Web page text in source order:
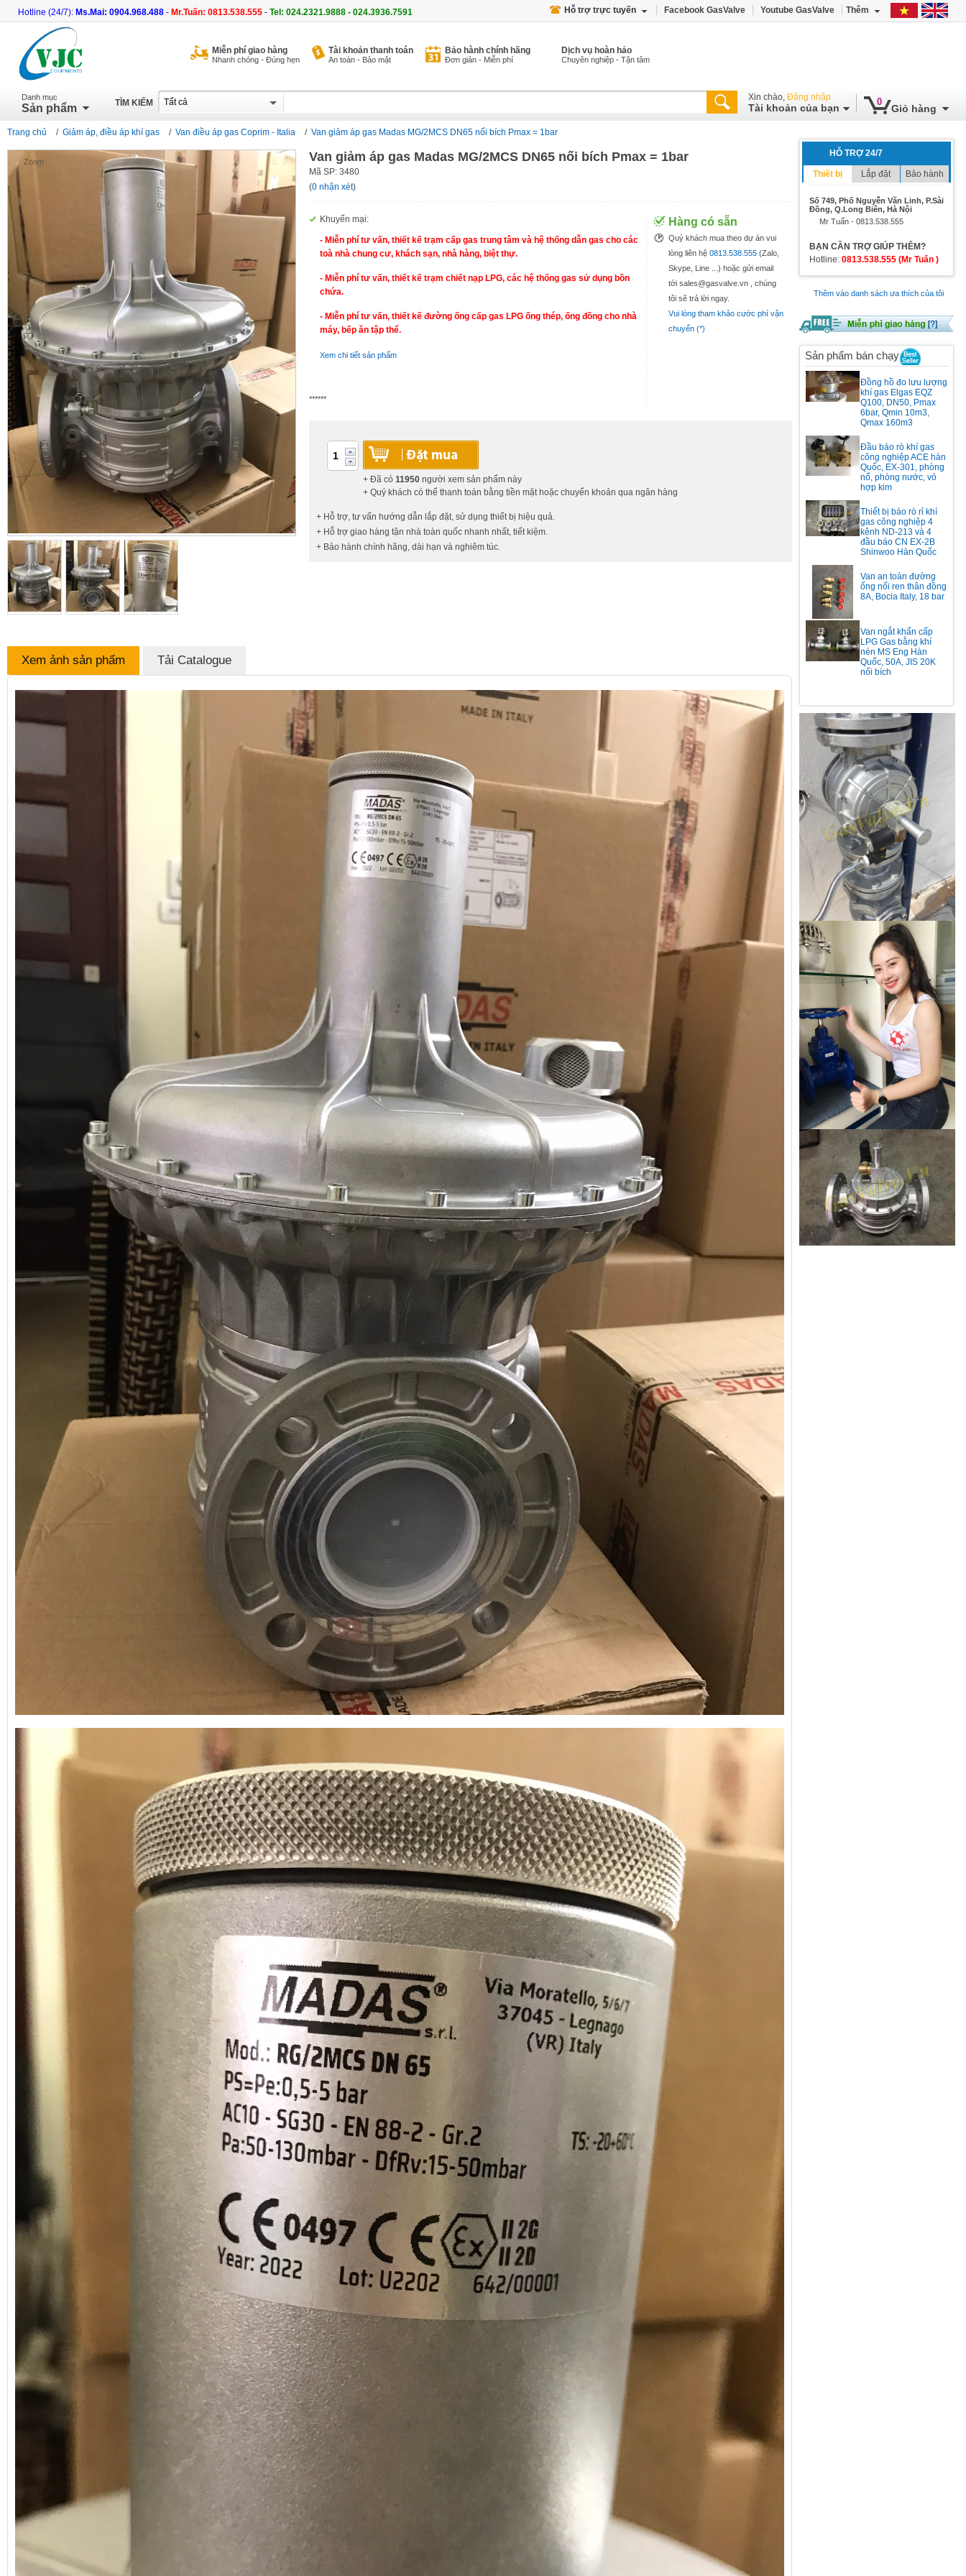
Hotline (24/7): Ms.Mai: 0904.968.488 - Mr.Tuấn: 0813.538.555 - Tel: 024.2321.9888 - 024.3936.7591 Hỗ trợ trực tuyến Facebook GasValve Youtube GasValve Thêm
Miễn phí giao hàng
Nhanh chóng - Đúng hẹn
Tài khoản thanh toán
An toàn - Bảo mật
Bảo hành chính hãng
Đơn giản - Miễn phí
Dịch vụ hoàn hảo
Chuyên nghiệp - Tận tâm
TÌM KIẾM
Danh mục
Sản phẩm
Xin chào, Đăng nhập
Tài khoản của bạn
0
Giỏ hàng
Trang chủ / Giảm áp, điều áp khí gas / Van điều áp gas Coprim - Italia / Van giảm áp gas Madas MG/2MCS DN65 nối bích Pmax = 1bar
Zoom
HỖ TRỢ 24/7
Thiết bị Lắp đặt Bảo hành
Số 749, Phố Nguyễn Văn Linh, P.Sài
Đồng, Q.Long Biên, Hà Nội
Mr Tuấn - 0813.538.555
BẠN CẦN TRỢ GIÚP THÊM?
Hotline: 0813.538.555 (Mr Tuấn )
Thêm vào danh sách ưa thích của tôi
Sản phẩm bán chạy
Đồng hồ đo lưu lượng
khí gas Elgas EQZ
Q100, DN50, Pmax
6bar, Qmin 10m3,
Qmax 160m3
Đầu báo rò khí gas
công nghiệp ACE hàn
Quốc, EX-301, phòng
nổ, phòng nước, vỏ
hợp kim
Thiết bị báo rò rỉ khí
gas công nghiệp 4
kênh ND-213 và 4
đầu báo CN EX-2B
Shinwoo Hàn Quốc
Van an toàn đường
ống nối ren thân đồng
8A, Bocia Italy, 18 bar
Van ngắt khẩn cấp
LPG Gas bằng khí
nén MS Eng Hàn
Quốc, 50A, JIS 20K
nối bích
Van giảm áp gas Madas MG/2MCS DN65 nối bích Pmax = 1bar
Mã SP: 3480
(0 nhận xét)
Khuyến mại:
- Miễn phí tư vấn, thiết kế trạm cấp gas trung tâm và hệ thống dẫn gas cho các
toà nhà chung cư, khách sạn, nhà hàng, biệt thự.
- Miễn phí tư vấn, thiết kế trạm chiết nạp LPG, các hệ thống gas sử dụng bồn
chứa.
- Miễn phí tư vấn, thiết kế đường ống cấp gas LPG ống thép, ống đồng cho nhà
máy, bếp ăn tập thể.
Xem chi tiết sản phẩm
******
Hàng có sẵn
Quý khách mua theo dự án vui
lòng liên hệ 0813.538.555 (Zalo,
Skype, Line ...) hoặc gửi email
tới sales@gasvalve.vn , chúng
tôi sẽ trả lời ngay.
Vui lòng tham khảo cước phí vận
chuyển (*)
+ Đã có 11950 người xem sản phẩm này
+ Quý khách có thể thanh toán bằng tiền mặt hoặc chuyển khoản qua ngân hàng
+ Hỗ trợ, tư vấn hướng dẫn lắp đặt, sử dụng thiết bị hiệu quả.
+ Hỗ trợ giao hàng tận nhà toàn quốc nhanh nhất, tiết kiệm.
+ Bảo hành chính hãng, dài hạn và nghiêm túc.
Xem ảnh sản phẩm Tải Catalogue